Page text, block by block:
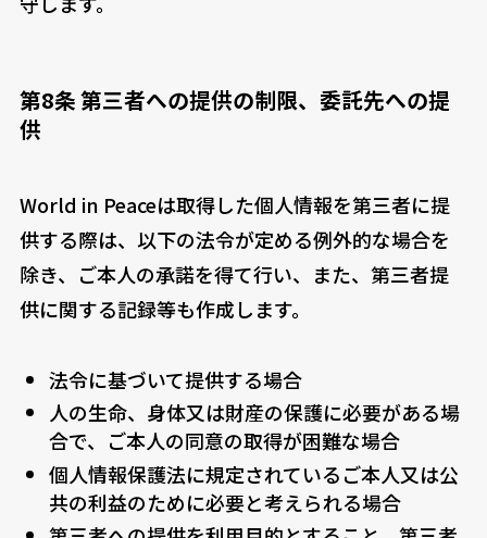
第8条 第三者への提供の制限、委託先への提
供
World in Peaceは取得した個人情報を第三者に提
供する際は、以下の法令が定める例外的な場合を
除き、ご本人の承諾を得て行い、また、第三者提
供に関する記録等も作成します。
法令に基づいて提供する場合
人の生命、身体又は財産の保護に必要がある場
合で、ご本人の同意の取得が困難な場合
個人情報保護法に規定されているご本人又は公
共の利益のために必要と考えられる場合